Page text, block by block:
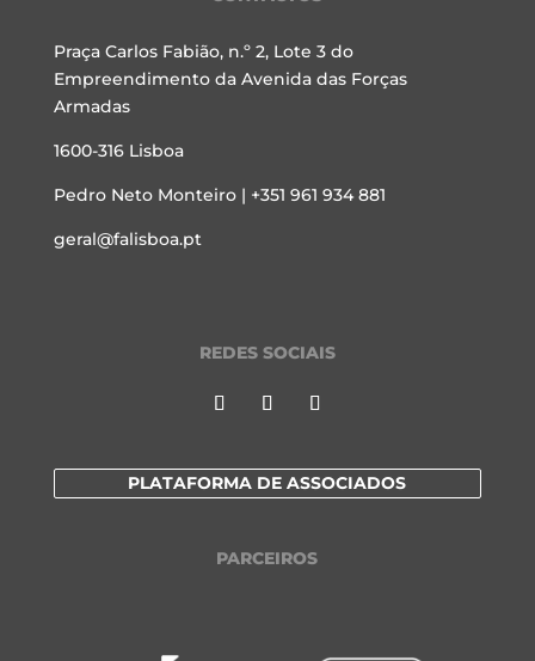
Praça Carlos Fabião, n.º 2, Lote 3 do
Empreendimento da Avenida das Forças
Armadas
1600-316 Lisboa
Pedro Neto Monteiro | +351 961 934 881
geral@falisboa.pt
REDES SOCIAIS
PLATAFORMA DE ASSOCIADOS
PARCEIROS